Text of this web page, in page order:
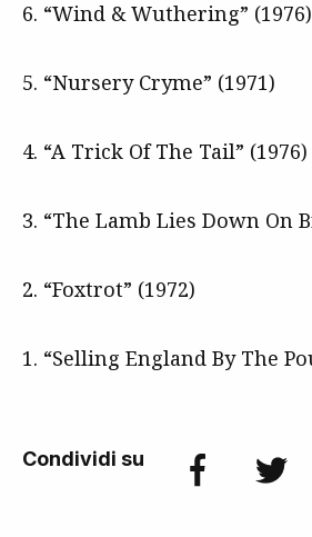
6. “Wind & Wuthering” (1976)
5. “Nursery Cryme” (1971)
4. “A Trick Of The Tail” (1976)
3. “The Lamb Lies Down On
2. “Foxtrot” (1972)
1. “Selling England By The
Condividi su